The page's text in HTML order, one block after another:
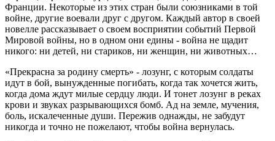
Франции. Некоторые из этих стран были союзниками в той
войне, другие воевали друг с другом. Каждый автор в своей
новелле рассказывает о своем восприятии событий Первой
Мировой войны, но в одном они едины - война не щадит
никого: ни детей, ни стариков, ни женщин, ни животных…
«Прекрасна за родину смерть» - лозунг, с которым солдаты
идут в бой, вынужденные погибать, когда так хочется жить,
когда дома ждут милые сердцу люди. И тонет лозунг в реках
крови и звуках разрывающихся бомб. Ад на земле, мучения,
боль, искалеченные души. Пережив однажды, не забудут
никогда и точно не пожелают, чтобы война вернулась.